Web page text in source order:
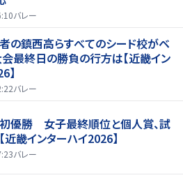
バレー
の鎮西高らすべてのシード校がベ
会最終日の勝負の行方は【近畿イン
】
バレー
優勝 女子最終順位と個人賞、試
畿インターハイ2026】
バレー